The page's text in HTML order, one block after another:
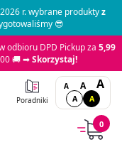
r. wybrane produktyz
😎
odbioru DPD Pickup za 5,99
🚚 ➡Skorzystaj!
Poradniki
A A A
A A
0